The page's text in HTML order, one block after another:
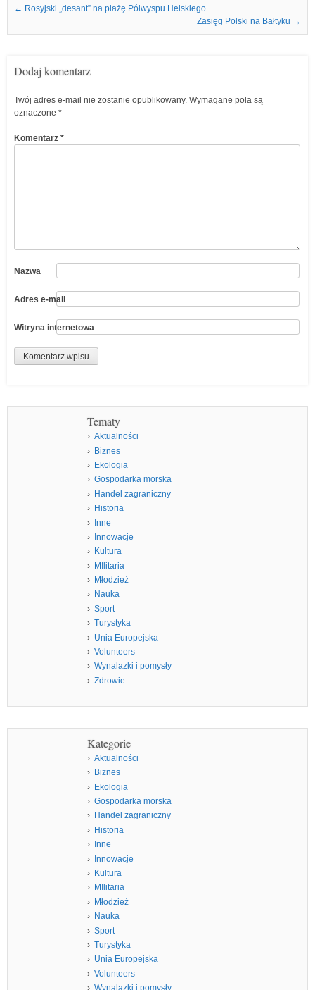
Nawigacja we wpisach
← Rosyjski „desant” na plażę Półwyspu Helskiego
Zasięg Polski na Bałtyku →
Dodaj komentarz
Twój adres e-mail nie zostanie opublikowany. Wymagane pola są
oznaczone *
Komentarz *
Nazwa
Adres e-mail
Witryna internetowa
Tematy
Aktualności
Biznes
Ekologia
Gospodarka morska
Handel zagraniczny
Historia
Inne
Innowacje
Kultura
MIlitaria
Młodzież
Nauka
Sport
Turystyka
Unia Europejska
Volunteers
Wynalazki i pomysły
Zdrowie
Kategorie
Aktualności
Biznes
Ekologia
Gospodarka morska
Handel zagraniczny
Historia
Inne
Innowacje
Kultura
MIlitaria
Młodzież
Nauka
Sport
Turystyka
Unia Europejska
Volunteers
Wynalazki i pomysły